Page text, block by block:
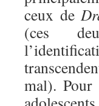
ceux de
(ces
mal).